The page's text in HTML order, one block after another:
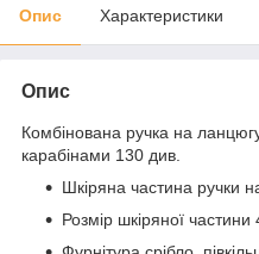
Опис Характеристики
Опис
Комбінована ручка на
карабінами 130 див.
Шкіряна частина ручки
Розмір шкіряної